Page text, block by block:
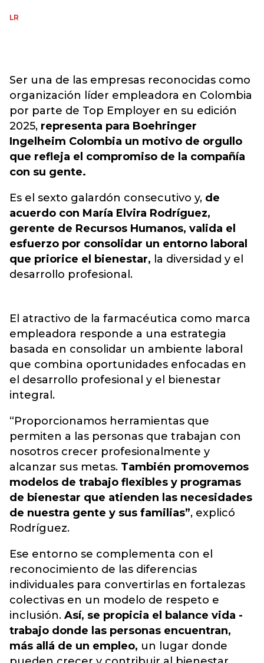
LR
Ser una de las empresas reconocidas como
organización líder empleadora en Colombia
por parte de Top Employer en su edición
2025, representa para Boehringer
Ingelheim Colombia un motivo de orgullo
que refleja el compromiso de la compañía
con su gente.
Es el sexto galardón consecutivo y, de
acuerdo con María Elvira Rodríguez,
gerente de Recursos Humanos, valida el
esfuerzo por consolidar un entorno laboral
que priorice el bienestar, la diversidad y el
desarrollo profesional.
El atractivo de la farmacéutica como marca
empleadora responde a una estrategia
basada en consolidar un ambiente laboral
que combina oportunidades enfocadas en
el desarrollo profesional y el bienestar
integral.
“Proporcionamos herramientas que
permiten a las personas que trabajan con
nosotros crecer profesionalmente y
alcanzar sus metas. También promovemos
modelos de trabajo flexibles y programas
de bienestar que atienden las necesidades
de nuestra gente y sus familias”, explicó
Rodríguez.
Ese entorno se complementa con el
reconocimiento de las diferencias
individuales para convertirlas en fortalezas
colectivas en un modelo de respeto e
inclusión. Así, se propicia el balance vida -
trabajo donde las personas encuentran,
más allá de un empleo, un lugar donde